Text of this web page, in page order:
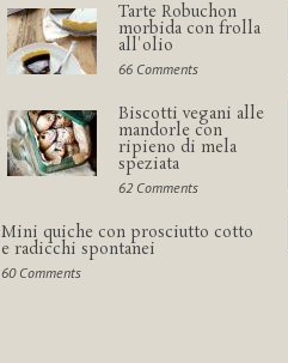
Tarte Robuchon
morbida con frolla
all'olio
66 Comments
Biscotti vegani alle
mandorle con
ripieno di mela
speziata
62 Comments
Mini quiche con prosciutto cotto
e radicchi spontanei
60 Comments